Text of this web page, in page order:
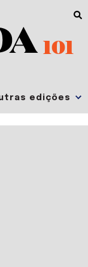
101